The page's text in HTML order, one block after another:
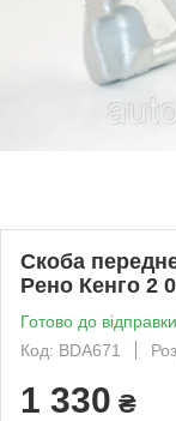
Скоба
Рено Кенго 2
Готово до відправки
Код: BDA671
1 330 ₴